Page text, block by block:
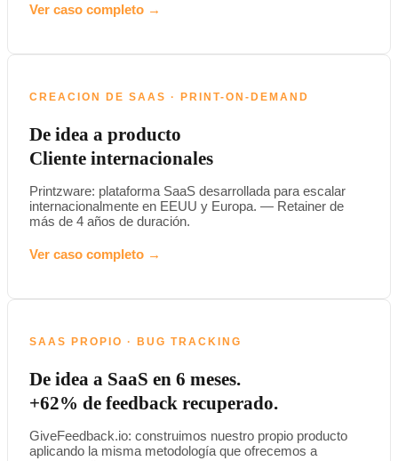
Ver caso completo →
CREACION DE SAAS · PRINT-ON-DEMAND
De idea a producto
Cliente internacionales
Printzware: plataforma SaaS desarrollada para escalar
internacionalmente en EEUU y Europa. — Retainer de
más de 4 años de duración.
Ver caso completo →
SAAS PROPIO · BUG TRACKING
De idea a SaaS en 6 meses.
+62% de feedback recuperado.
GiveFeedback.io: construimos nuestro propio producto
aplicando la misma metodología que ofrecemos a